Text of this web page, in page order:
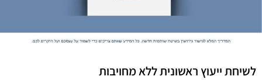
לשיחת ייעוץ ראשונית ללא מחויבות